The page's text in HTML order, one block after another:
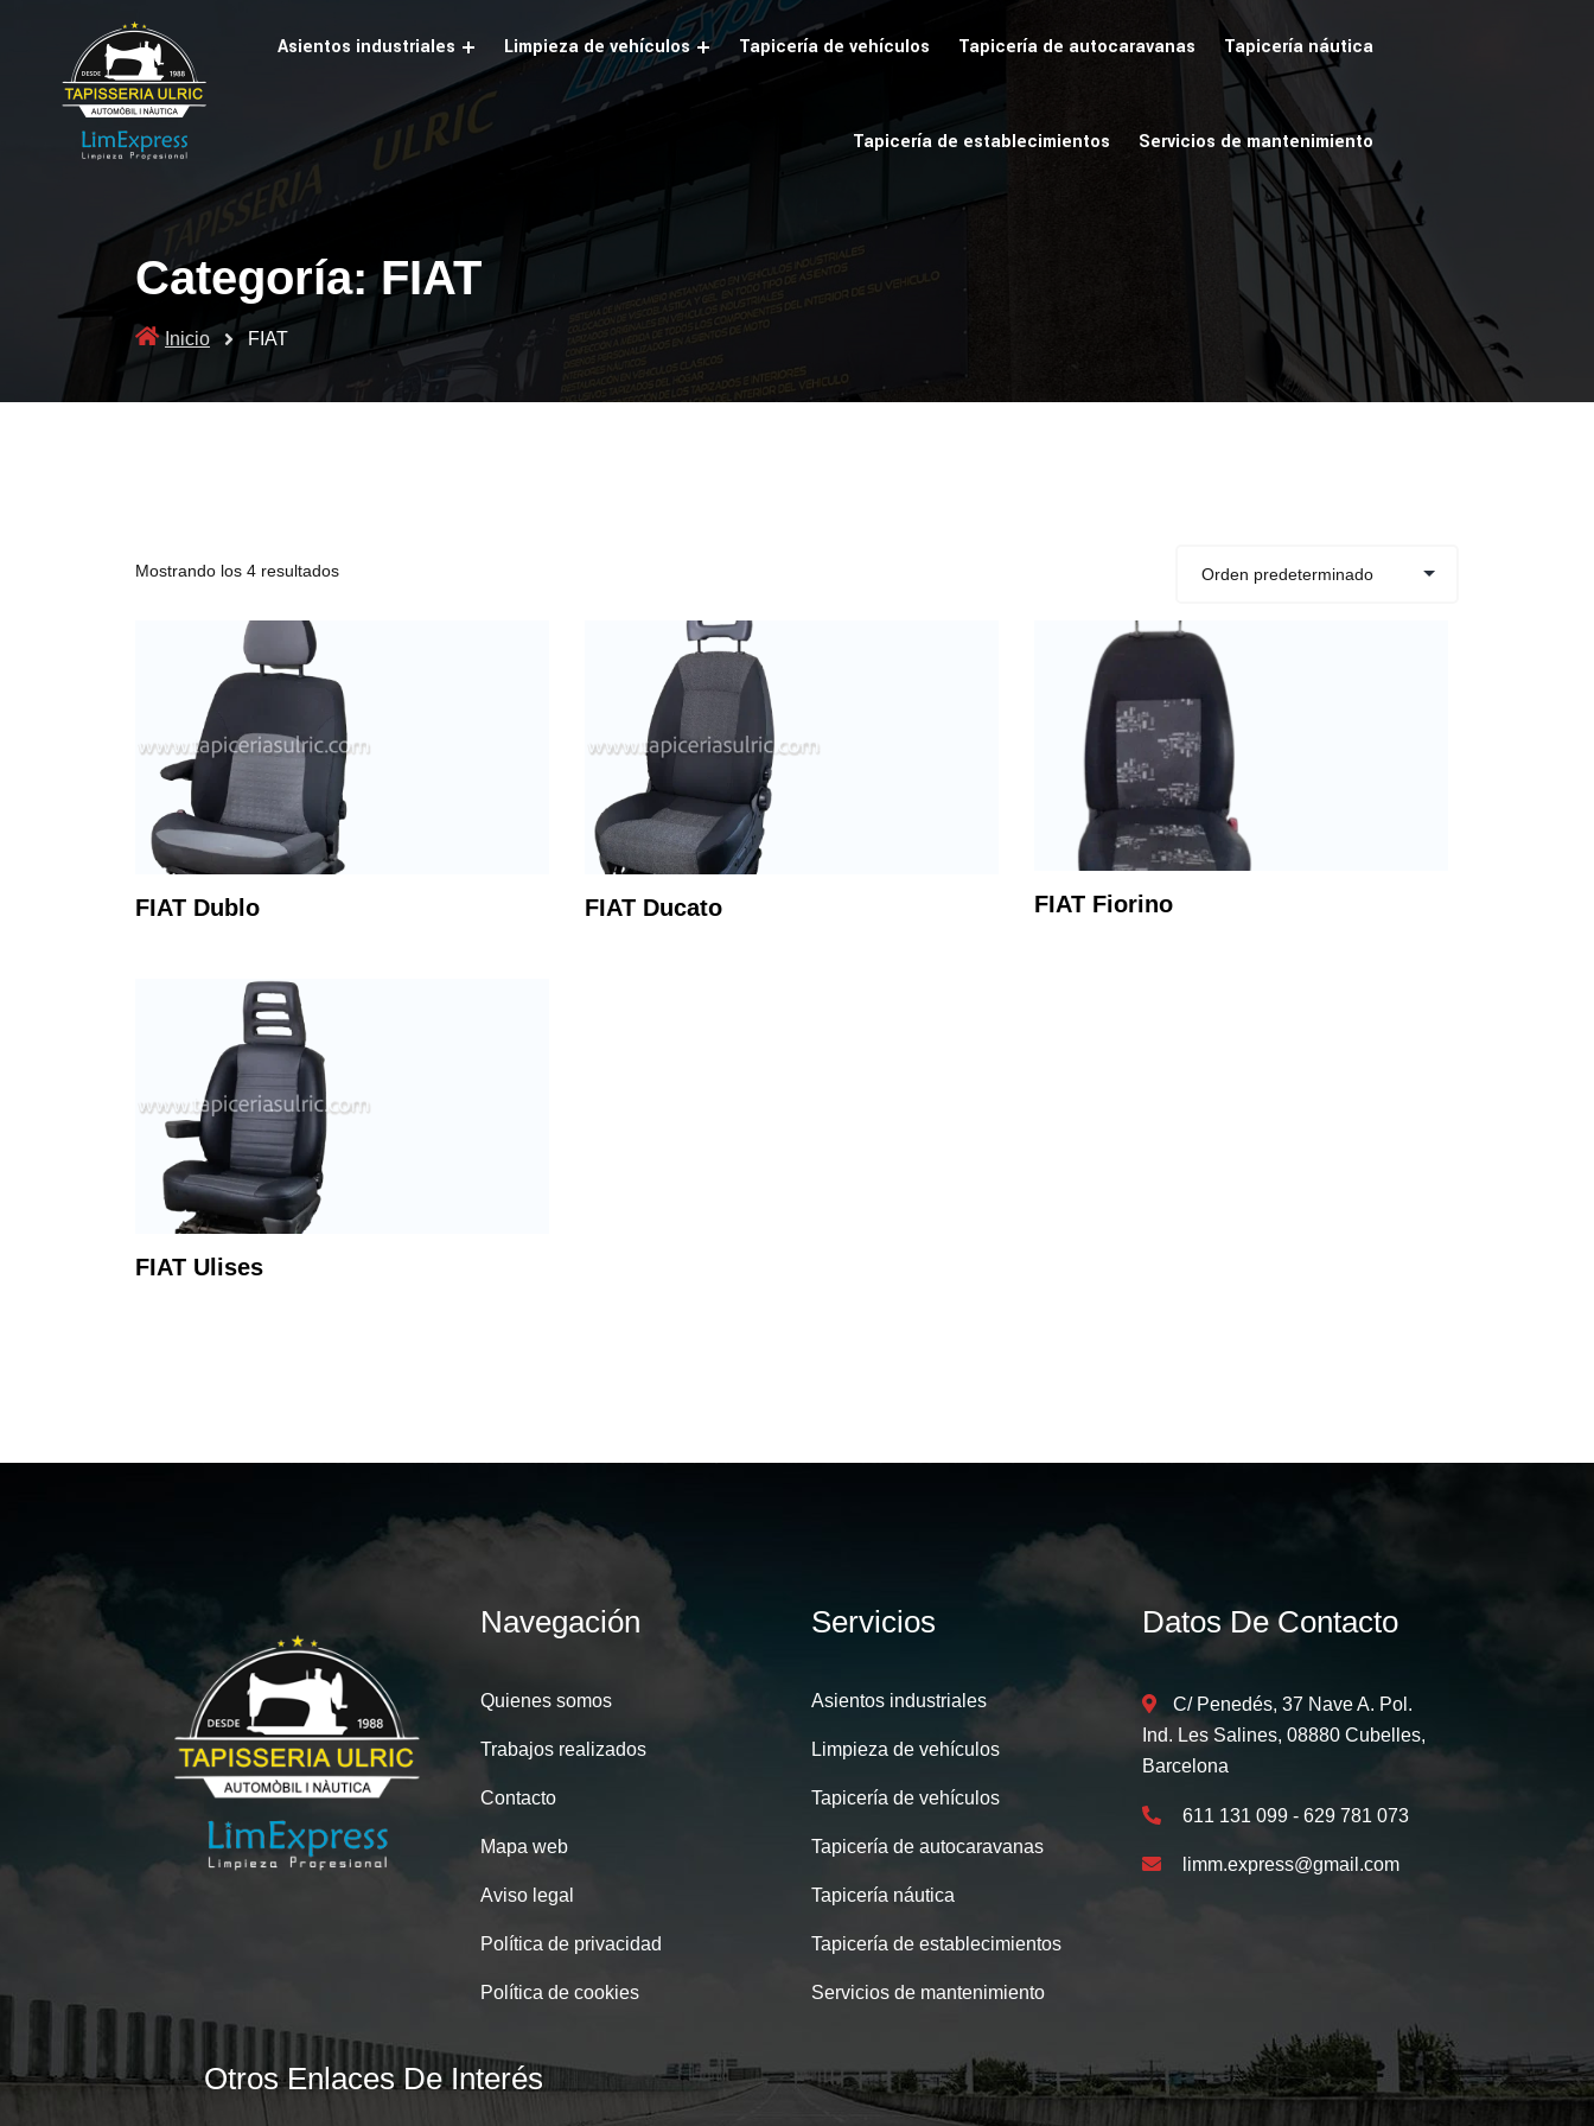
Asientos industriales Limpieza de vehículos Tapicería de vehículos Tapicería de autocaravanas Tapicería náutica
Tapicería de establecimientos Servicios de mantenimiento
Categoría:FIAT
Inicio FIAT
Mostrando los 4 resultados
FIAT Dublo FIAT Ducato FIAT Fiorino
FIAT Ulises
Navegación
Quienes somos
Trabajos realizados
Contacto
Mapa web
Aviso legal
Política de privacidad
Política de cookies
Servicios
Asientos industriales
Limpieza de vehículos
Tapicería de vehículos
Tapicería de autocaravanas
Tapicería náutica
Tapicería de establecimientos
Servicios de mantenimiento
Datos De Contacto
C/ Penedés, 37 Nave A. Pol.
Ind. Les Salines, 08880 Cubelles,
Barcelona
611 131 099 - 629 781 073
limm.express@gmail.com
Otros Enlaces De Interés